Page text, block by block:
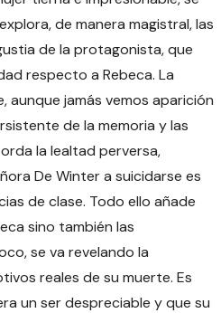
de manera magistral, las
de la protagonista, que
respecto a Rebeca. La
aunque jamás vemos aparición
de la memoria y las
la lealtad perversa,
De Winter a suicidarse es
de clase. Todo ello añade
sino también las
se va revelando la
reales de su muerte. Es
un ser despreciable y que su